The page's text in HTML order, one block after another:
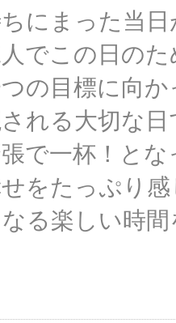
にまった当
でこの日の
の目標に向
れる大切な日
で一杯！と
をたっぷり
なる楽しい時